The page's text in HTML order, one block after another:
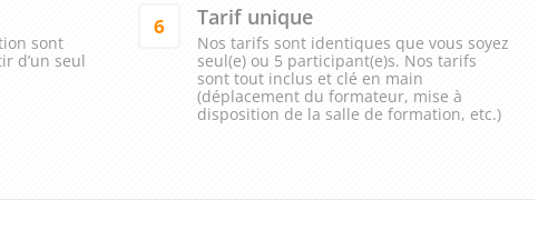
sont
d’un seul
6 Tarif unique
Nos tarifs sont identiques que vous soyez
seul(e) ou 5 participant(e)s. Nos tarifs
sont tout inclus et clé en main
(déplacement du formateur, mise à
disposition de la salle de formation, etc.)